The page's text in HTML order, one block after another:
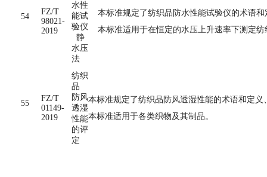
54
FZ/T
98021-
2019
水性
能试
验仪
静
水压
法
本标准规定了纺织品防水性能试验仪的术语和
本标准适用于在恒定的水压上升速率下测定纺
55
FZ/T
01149-
2019
纺织
品
防风
透湿
性能
的评
定
本标准规定了纺织品防风透湿性能的术语和定
本标准适用于各类织物及其制品。